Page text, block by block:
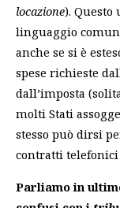
locazione). Questo
linguaggio
anche se si è
spese richieste
dall’imposta
molti Stati
stesso può dirsi
contratti
Parliamo in